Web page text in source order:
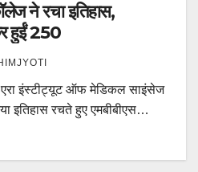
ने रचा इतिहास,
हुईं 250
इंस्टीट्यूट ऑफ मेडिकल साइंसेज
इतिहास रचते हुए एमबीबीएस…